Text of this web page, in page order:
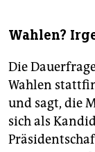
Wahlen?
Die
Wahlen
und sagt, die
sich als